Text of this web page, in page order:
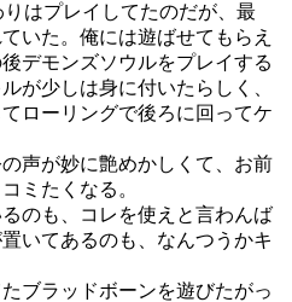
はプレイしてたのだが、最
いた。俺には遊ばせてもらえ
デモンズソウルをプレイする
が少しは身に付いたらしく、
ローリングで後ろに回ってケ
声が妙に艶めかしくて、お前
ミたくなる。
のも、コレを使えと言わんば
いてあるのも、なんつうかキ
ブラッドボーンを遊びたがっ